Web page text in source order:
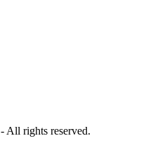
- All rights reserved.